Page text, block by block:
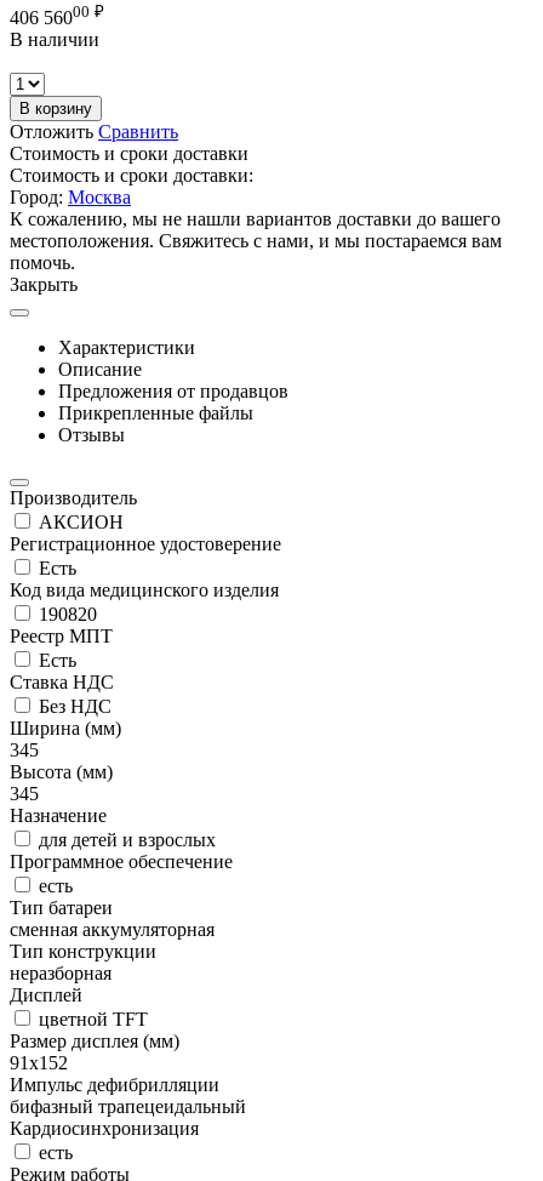
406 56000 ₽
В наличии
В корзину
Отложить Сравнить
Стоимость и сроки доставки
Стоимость и сроки доставки:
Город: Москва
К сожалению, мы не нашли вариантов доставки до вашего
местоположения. Свяжитесь с нами, и мы постараемся вам
помочь.
Закрыть
Характеристики
Описание
Предложения от продавцов
Прикрепленные файлы
Отзывы
Производитель
АКСИОН
Регистрационное удостоверение
Есть
Код вида медицинского изделия
190820
Реестр МПТ
Есть
Ставка НДС
Без НДС
Ширина (мм)
345
Высота (мм)
345
Назначение
для детей и взрослых
Программное обеспечение
есть
Тип батареи
сменная аккумуляторная
Тип конструкции
неразборная
Дисплей
цветной TFT
Размер дисплея (мм)
91х152
Импульс дефибрилляции
бифазный трапецеидальный
Кардиосинхронизация
есть
Режим работы